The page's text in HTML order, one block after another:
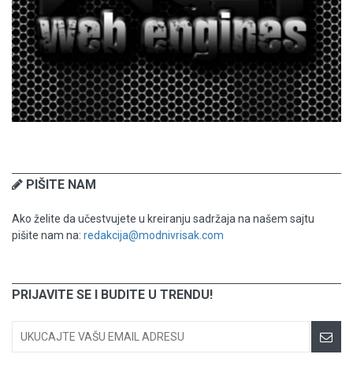
PIŠITE NAM
Ako želite da učestvujete u kreiranju sadržaja na našem sajtu
pišite nam na: redakcija@modnivrisak.com
PRIJAVITE SE I BUDITE U TRENDU!